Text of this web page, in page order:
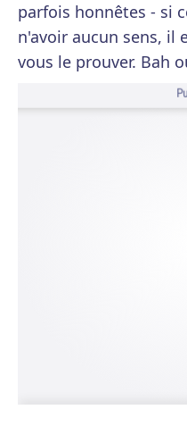
parfois honnêtes - si
n'avoir aucun sens, il
vous le prouver. Bah